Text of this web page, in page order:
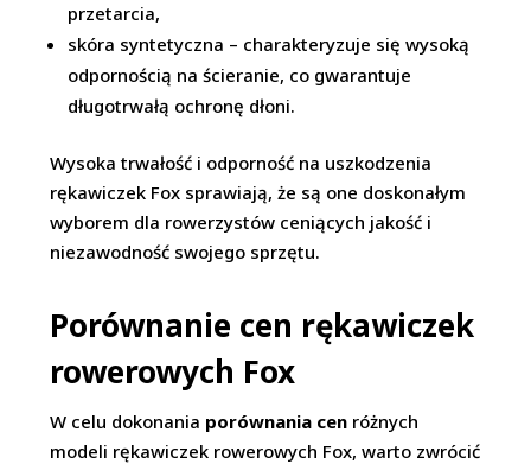
przetarcia,
skóra syntetyczna – charakteryzuje się wysoką
odpornością na ścieranie, co gwarantuje
długotrwałą ochronę dłoni.
Wysoka trwałość i odporność na uszkodzenia
rękawiczek Fox sprawiają, że są one doskonałym
wyborem dla rowerzystów ceniących jakość i
niezawodność swojego sprzętu.
Porównanie cen rękawiczek
rowerowych Fox
W celu dokonania porównania cen różnych
modeli rękawiczek rowerowych Fox, warto zwrócić